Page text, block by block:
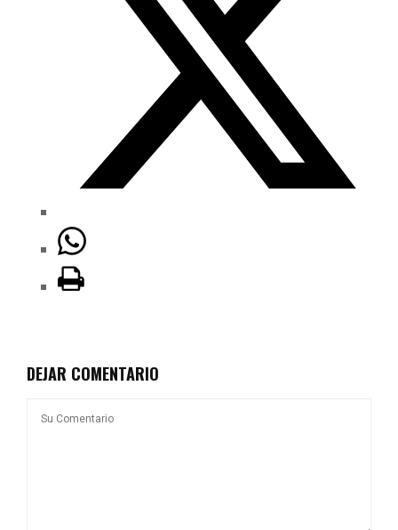
DEJAR COMENTARIO